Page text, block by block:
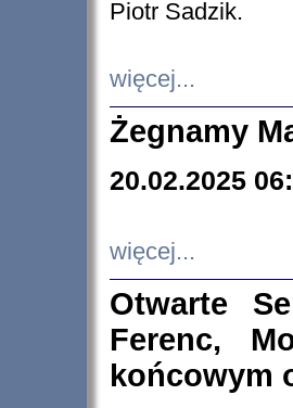
Piotr Sadzik.
więcej...
Żegnamy
20.02.2025
więcej...
Otwarte
Ferenc,
końcowym